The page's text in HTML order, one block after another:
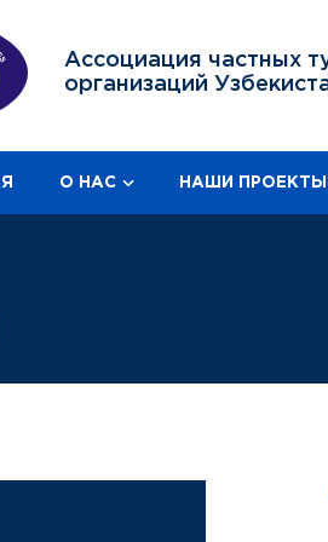
Ассоциация частных
организаций
О НАС НАШИ ПРОЕКТЫ